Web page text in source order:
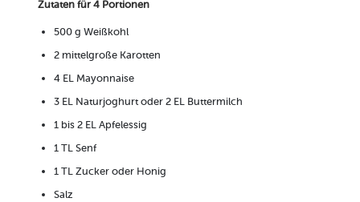
Zutaten für 4 Portionen
500 g Weißkohl
2 mittelgroße Karotten
4 EL Mayonnaise
3 EL Naturjoghurt oder 2 EL Buttermilch
1 bis 2 EL Apfelessig
1 TL Senf
1 TL Zucker oder Honig
Salz